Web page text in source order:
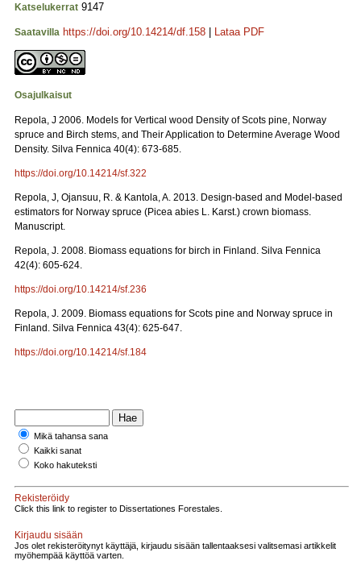
Katselukerrat 9147
Saatavilla https://doi.org/10.14214/df.158 Lataa PDF
Osajulkaisut
Repola, J 2006. Models for Vertical wood Density of Scots pine, Norway
spruce and Birch stems, and Their Application to Determine Average Wood
Density. Silva Fennica 40(4): 673-685.
https://doi.org/10.14214/sf.322
Repola, J, Ojansuu, R. & Kantola, A. 2013. Design-based and Model-based
estimators for Norway spruce (Picea abies L. Karst.) crown biomass.
Manuscript.
Repola, J. 2008. Biomass equations for birch in Finland. Silva Fennica
42(4): 605-624.
https://doi.org/10.14214/sf.236
Repola, J. 2009. Biomass equations for Scots pine and Norway spruce in
Finland. Silva Fennica 43(4): 625-647.
https://doi.org/10.14214/sf.184
Mikä tahansa sana
Kaikki sanat
Koko hakuteksti
Rekisteröidy
Click this link to register to Dissertationes Forestales.
Kirjaudu sisään
Jos olet rekisteröitynyt käyttäjä, kirjaudu sisään tallentaaksesi valitsemasi artikkelit
myöhempää käyttöä varten.